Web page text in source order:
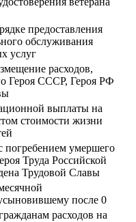
предоставления
обслуживания
услуг
расходов,
Героя СССР, Героя РФ
выплаты на
стоимости жизни
погребением умершего
Труда Российской
Трудовой Славы
после 0
расходов на